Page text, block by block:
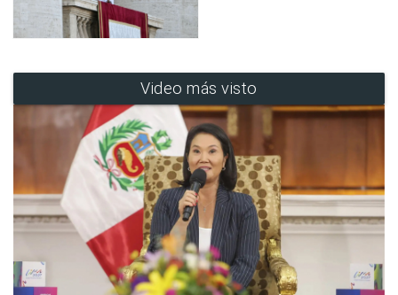
Video más visto